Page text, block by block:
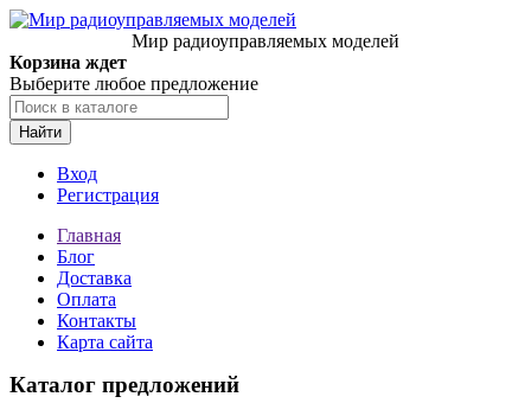
Мир радиоуправляемых моделей
Корзина ждет
Выберите любое предложение
Найти
Вход
Регистрация
Главная
Блог
Доставка
Оплата
Контакты
Карта сайта
Каталог предложений